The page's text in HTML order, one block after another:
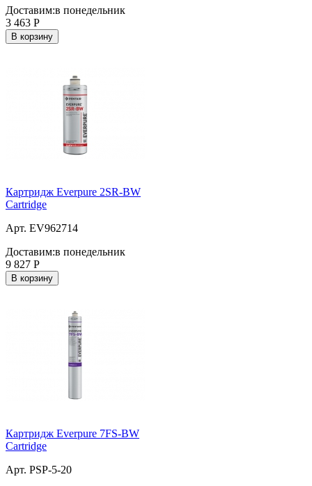
Доставим:в понедельник
3 463 Р
В корзину
Картридж Everpure 2SR-BW
Cartridge
Арт. EV962714
Доставим:в понедельник
9 827 Р
В корзину
Картридж Everpure 7FS-BW
Cartridge
Арт. PSP-5-20